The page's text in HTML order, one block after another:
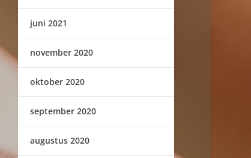
juni 2021
november 2020
oktober 2020
september 2020
augustus 2020